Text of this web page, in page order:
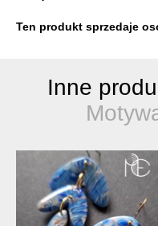
Ten produkt sprzedaje
Inne